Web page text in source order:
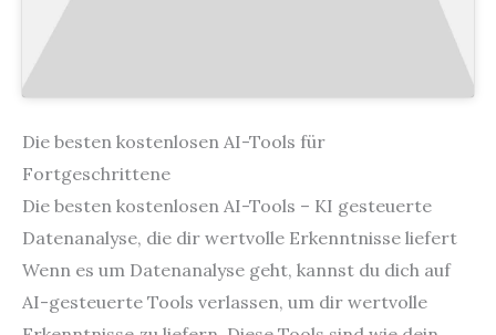
Die besten kostenlosen AI-Tools für
Fortgeschrittene
Die besten kostenlosen AI-Tools – KI gesteuerte
Datenanalyse, die dir wertvolle Erkenntnisse liefert
Wenn es um Datenanalyse geht, kannst du dich auf
AI-gesteuerte Tools verlassen, um dir wertvolle